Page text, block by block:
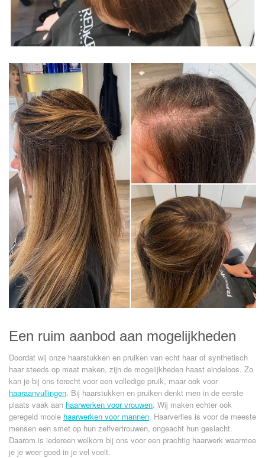
Een ruim aanbod aan mogelijkheden
Doordat wij onze haarstukken en pruiken van echt haar of synthetisch
haar steeds op maat maken, zijn de mogelijkheden haast eindeloos. Zo
kan je bij ons terecht voor een volledige pruik, maar ook voor
haaraanvullingen. Bij haarstukken en pruiken denkt men in de eerste
plaats vaak aan haarwerken voor vrouwen. Wij maken echter ook
geregeld mooie haarwerken voor mannen. Haarverlies is voor de meeste
mensen een smet op hun zelfvertrouwen, ongeacht hun geslacht.
Daarom is iedereen welkom bij ons voor een prachtig haarwerk waarmee
je je weer goed in je vel voelt.